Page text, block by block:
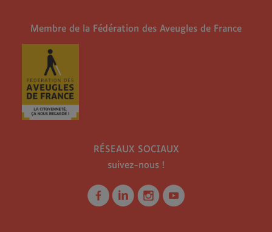
Membre de la Fédération des Aveugles de France
RÉSEAUX SOCIAUX
suivez-nous !